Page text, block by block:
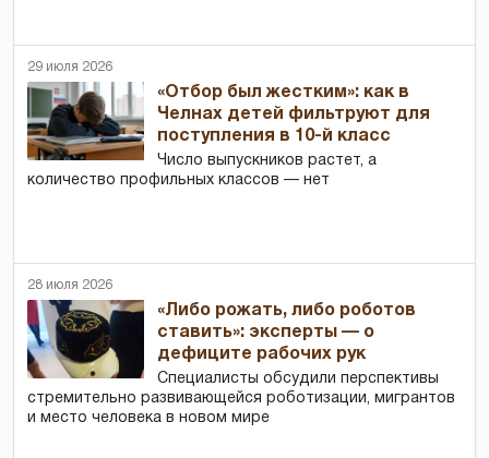
29 июля 2026
«Отбор был жестким»: как в
Челнах детей фильтруют для
поступления в 10-й класс
Число выпускников растет, а
количество профильных классов — нет
28 июля 2026
«Либо рожать, либо роботов
ставить»: эксперты — о
дефиците рабочих рук
Специалисты обсудили перспективы
стремительно развивающейся роботизации, мигрантов
и место человека в новом мире